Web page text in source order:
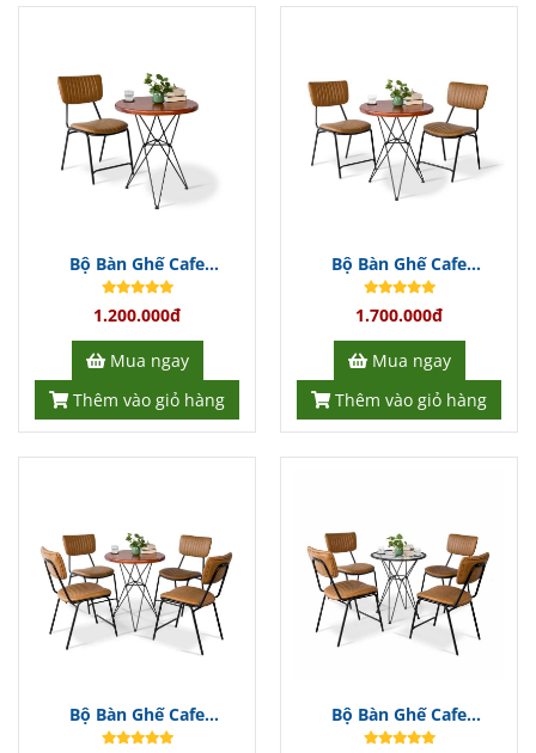
Bộ Bàn Ghế Cafe
BGCFDT304
1.200.000đ
Mua ngay
Thêm vào giỏ hàng
Bộ Bàn Ghế Cafe
BGCFDT303
1.700.000đ
Mua ngay
Thêm vào giỏ hàng
Bộ Bàn Ghế Cafe
BGCFDT302
Bộ Bàn Ghế Cafe
BGCFDT301